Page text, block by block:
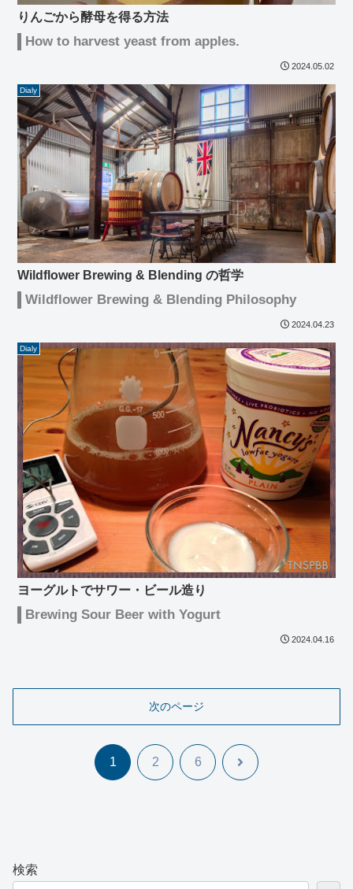
りんごから酵母を得る方法
How to harvest yeast from apples.
2024.05.02
Dialy
Wildflower Brewing & Blending の哲学
Wildflower Brewing & Blending Philosophy
2024.04.23
Dialy
ヨーグルトでサワー・ビール造り
Brewing Sour Beer with Yogurt
2024.04.16
次のページ
1 2 6 次
検索